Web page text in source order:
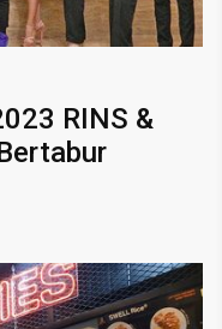
RINS &